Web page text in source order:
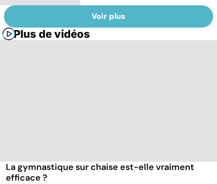
Voir plus
Plus de vidéos
La gymnastique sur chaise est-elle vraiment
efficace ?